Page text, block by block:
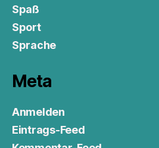
Spaß
Sport
Sprache
Meta
Anmelden
Eintrags-Feed